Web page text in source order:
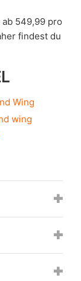
549,99 pro
findest du
Wing
wing